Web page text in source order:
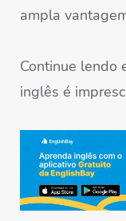
ampla
Continue lendo
inglês é